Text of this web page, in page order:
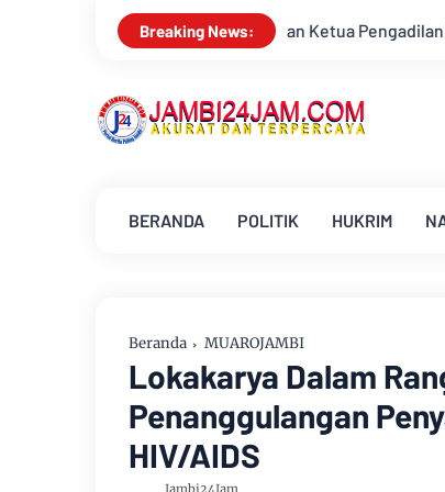
Breaking News:
Pengadilan Tinggi Jambi Berkomitmen Perkuat
BERANDA POLITIK HUKRIM
Beranda MUAROJAMBI
Lokakarya Dalam
Penanggulangan
HIV/AIDS
Jambi24Jam